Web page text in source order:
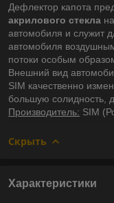
Дефлектор капота
акрилового стекла
автомобиля и служит
автомобиля
потоки особым
Внешний вид
SIM качественно
большую солидность,
Производитель: SIM
Скрыть
Характеристики